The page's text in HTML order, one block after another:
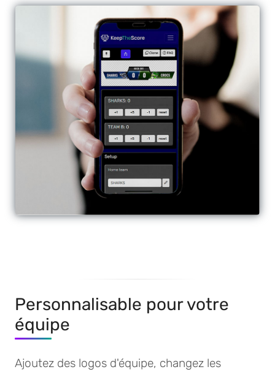
Personnalisable pour votre
équipe
Ajoutez des logos d'équipe, changez les